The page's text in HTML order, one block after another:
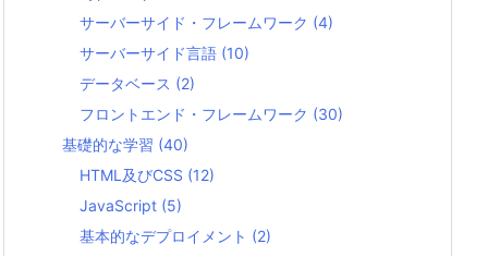
サーバーサイド・フレームワーク (4)
サーバーサイド言語 (10)
データベース (2)
フロントエンド・フレームワーク (30)
基礎的な学習 (40)
HTML及びCSS (12)
JavaScript (5)
基本的なデプロイメント (2)